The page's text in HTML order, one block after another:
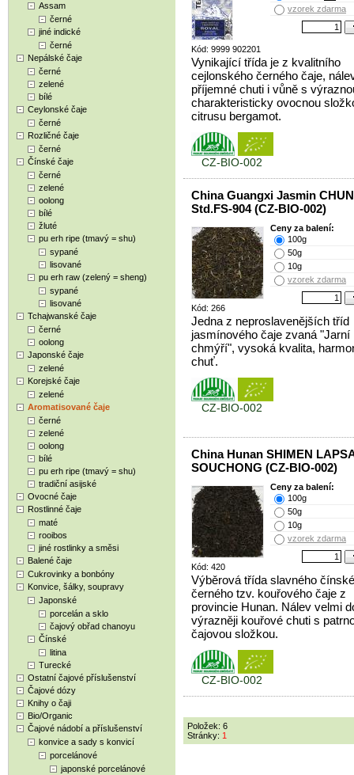
Assam
černé
jiné indické
černé
Nepálské čaje
černé
zelené
bílé
Ceylonské čaje
černé
Rozličné čaje
černé
Čínské čaje
černé
zelené
oolong
bílé
žluté
pu erh ripe (tmavý = shu)
sypané
lisované
pu erh raw (zelený = sheng)
sypané
lisované
Tchajwanské čaje
černé
oolong
Japonské čaje
zelené
Korejské čaje
zelené
Aromatisované čaje
černé
zelené
oolong
bílé
pu erh ripe (tmavý = shu)
tradiční asijské
Ovocné čaje
Rostlinné čaje
maté
rooibos
jiné rostlinky a směsi
Balené čaje
Cukrovinky a bonbóny
Konvice, šálky, soupravy
Japonské
porcelán a sklo
čajový obřad chanoyu
Čínské
litina
Turecké
Ostatní čajové příslušenství
Čajové dózy
Knihy o čaji
Bio/Organic
Čajové nádobí a příslušenství
konvice a sady s konvicí
porcelánové
japonské porcelánové
Kód: 9999 902201
vzorek zdarma
Vynikající třída je z kvalitního
cejlonského černého čaje,
příjemné chuti i vůně s
charakteristicky ovocnou
citrusu bergamot.
CZ-BIO-002
China Guangxi Jasmin
Std.FS-904 (CZ-BIO-002)
Kód: 266
Ceny za balení:
100g
50g
10g
vzorek zdarma
Jedna z neproslavenějších tříd
jasmínového čaje zvaná "Jarní
chmýří", vysoká kvalita,
chuť.
CZ-BIO-002
China Hunan SHIMEN
SOUCHONG (CZ-BIO-002)
Kód: 420
Ceny za balení:
100g
50g
10g
vzorek zdarma
Výběrová třída slavného
černého tzv. kouřového čaje z
provincie Hunan. Nálev velmi
výrazněji kouřové chuti s
čajovou složkou.
CZ-BIO-002
Položek: 6
Stránky: 1